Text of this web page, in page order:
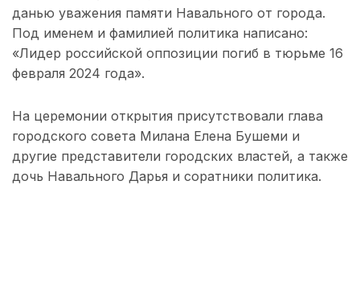
данью уважения памяти Навального от города.
Под именем и фамилией политика написано:
«Лидер российской оппозиции погиб в тюрьме 16
февраля 2024 года».
На церемонии открытия присутствовали глава
городского совета Милана Елена Бушеми и
другие представители городских властей, а также
дочь Навального Дарья и соратники политика.